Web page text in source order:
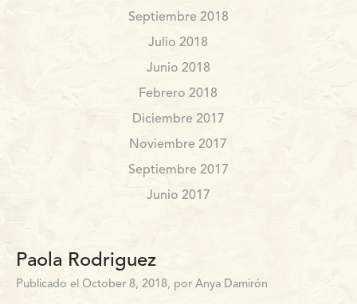
Septiembre 2018
Julio 2018
Junio 2018
Febrero 2018
Diciembre 2017
Noviembre 2017
Septiembre 2017
Junio 2017
Paola Rodriguez
Publicado el October 8, 2018, por Anya Damirón